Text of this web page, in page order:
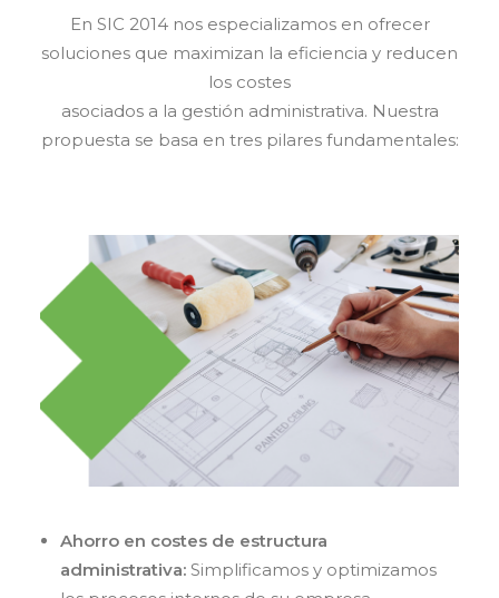
En SIC 2014 nos especializamos en ofrecer
soluciones que maximizan la eficiencia y reducen
los costes
asociados a la gestión administrativa. Nuestra
propuesta se basa en tres pilares fundamentales:
Ahorro en costes de estructura
administrativa: Simplificamos y optimizamos